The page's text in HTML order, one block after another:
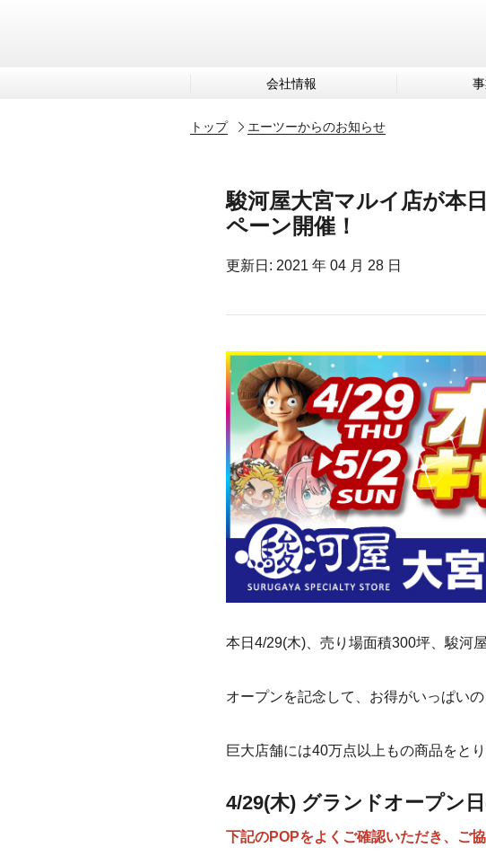
会社情報
トップ エーツーからのお知らせ
駿河屋大宮マルイ店が本
ペーン開催！
更新日: 2021 年 04 月 28 日
本日4/29(木)、売り場面積300坪、駿河
オープンを記念して、お得がいっぱい
巨大店舗には40万点以上もの商品をと
4/29(木) グランドオープン
下記のPOPをよくご確認いただき、ご